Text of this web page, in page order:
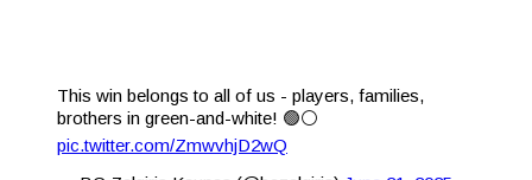
This win belongs to all of us - players, families,
brothers in green-and-white! 🟢⚪
pic.twitter.com/ZmwvhjD2wQ